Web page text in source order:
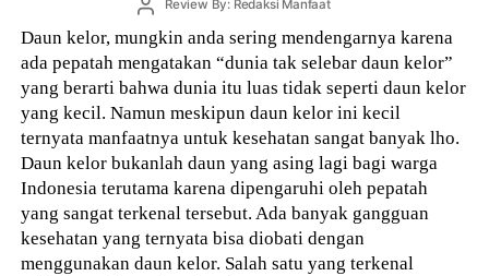
PostReview By: Redaksi Manfaat
Daun kelor, mungkin anda sering mendengarnya karena
ada pepatah mengatakan “dunia tak selebar daun kelor”
yang berarti bahwa dunia itu luas tidak seperti daun kelor
yang kecil. Namun meskipun daun kelor ini kecil
ternyata manfaatnya untuk kesehatan sangat banyak lho.
Daun kelor bukanlah daun yang asing lagi bagi warga
Indonesia terutama karena dipengaruhi oleh pepatah
yang sangat terkenal tersebut. Ada banyak gangguan
kesehatan yang ternyata bisa diobati dengan
menggunakan daun kelor. Salah satu yang terkenal